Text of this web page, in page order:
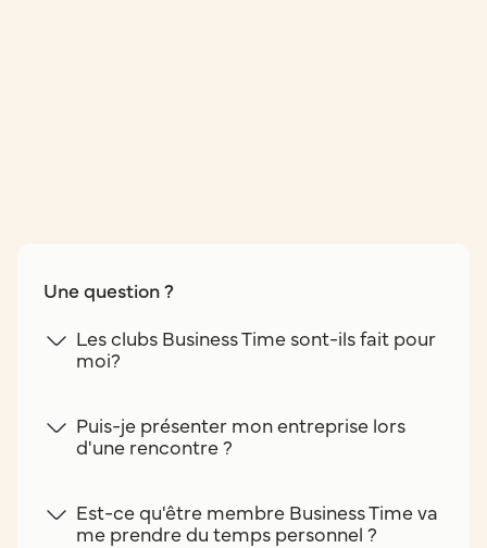
Une question ?
Les clubs Business Time sont-ils fait pour
moi?
Puis-je présenter mon entreprise lors
d'une rencontre ?
Est-ce qu'être membre Business Time va
me prendre du temps personnel ?